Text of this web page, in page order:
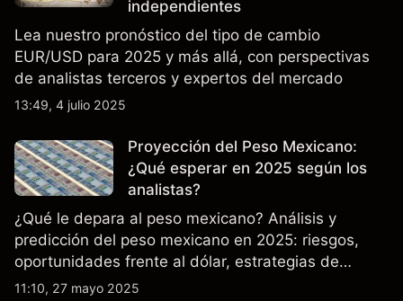
independientes
Lea nuestro pronóstico del tipo de cambio
EUR/USD para 2025 y más allá, con perspectivas
de analistas terceros y expertos del mercado
13:49, 4 julio 2025
Proyección del Peso Mexicano:
¿Qué esperar en 2025 según los
analistas?
¿Qué le depara al peso mexicano? Análisis y
predicción del peso mexicano en 2025: riesgos,
oportunidades frente al dólar, estrategias de
trading clave y más en Capital.com
11:10, 27 mayo 2025